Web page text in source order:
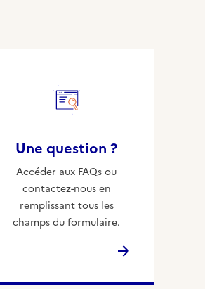
Une question ?
Accéder aux FAQs ou
contactez-nous en
remplissant tous les
champs du formulaire.